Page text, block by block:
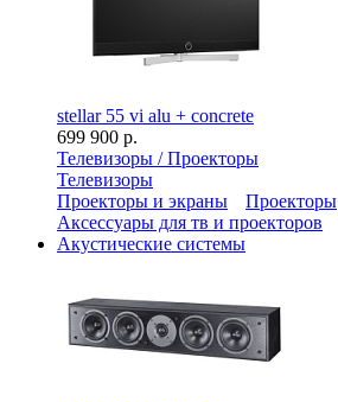
stellar 55 vi alu + concrete
699 900 р.
Телевизоры / Проекторы
Телевизоры
Проекторы и экраны
Проекторы
Аксессуары для тв и проекторов
Акустические системы